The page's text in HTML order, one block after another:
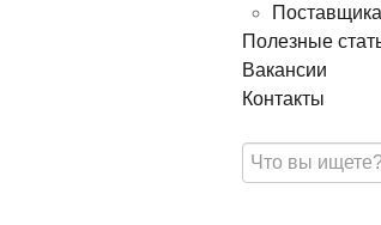
Полезные
Вакансии
Контакты